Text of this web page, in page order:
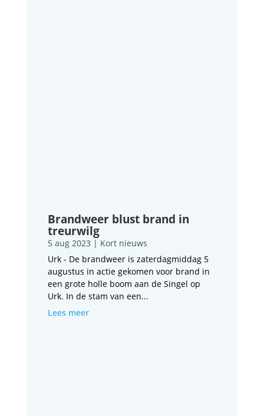
Brandweer blust brand in
treurwilg
5 aug 2023 | Kort nieuws
Urk - De brandweer is zaterdagmiddag 5
augustus in actie gekomen voor brand in
een grote holle boom aan de Singel op
Urk. In de stam van een...
Lees meer